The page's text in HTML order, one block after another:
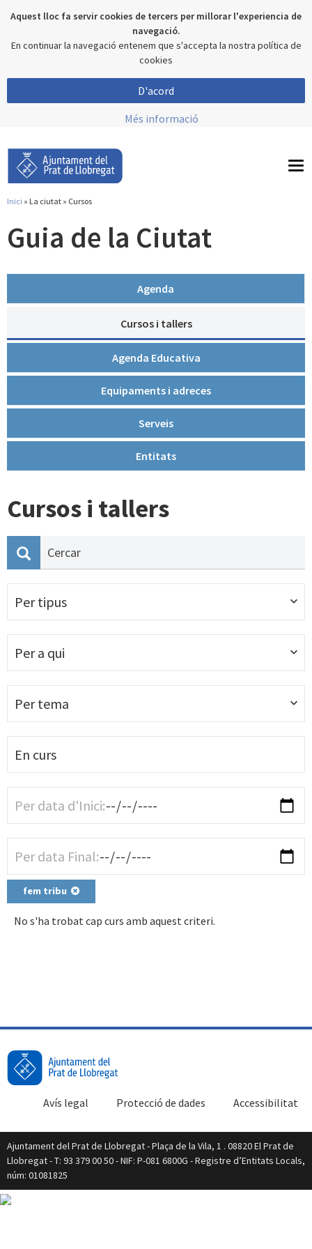
Aquest lloc fa servir cookies de tercers per millorar l'experiencia de
navegació.
En continuar la navegació entenem que s'accepta la nostra política de
cookies
D'acord
Més informació
Inici » La ciutat » Cursos
Guia de la Ciutat
Agenda
Cursos i tallers
Agenda Educativa
Equipaments i adreces
Serveis
Entitats
Cursos i tallers
Per tipus
Per a qui
Per tema
fem tribu
No s'ha trobat cap curs amb aquest criteri.
Accessibilitat
Protecció de dades
Avís legal
Ajuntament del Prat de Llobregat - Plaça de la Vila, 1 . 08820 El Prat de
Llobregat - T: 93 379 00 50 - NIF: P-081 6800G - Registre d’Entitats Locals,
núm: 01081825